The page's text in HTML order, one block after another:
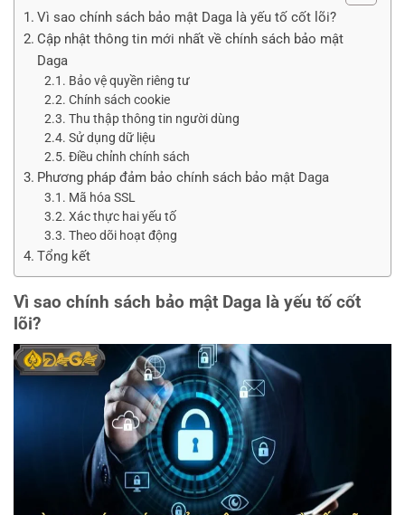
Vì sao chính sách bảo mật Daga là yếu tố cốt lõi?
Cập nhật thông tin mới nhất về chính sách bảo mật
Daga
Bảo vệ quyền riêng tư
Chính sách cookie
Thu thập thông tin người dùng
Sử dụng dữ liệu
Điều chỉnh chính sách
Phương pháp đảm bảo chính sách bảo mật Daga
Mã hóa SSL
Xác thực hai yếu tố
Theo dõi hoạt động
Tổng kết
Vì sao chính sách bảo mật Daga là yếu tố cốt
lõi?